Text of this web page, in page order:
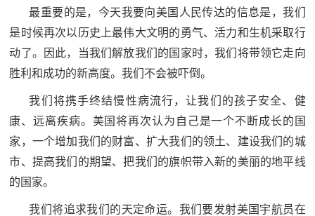
最重要的是，今天我要向美国人民传达的信息是，我们
是时候再次以历史上最伟大文明的勇气、活力和生机采取行
动了。因此，当我们解放我们的国家时，我们将带领它走向
胜利和成功的新高度。我们不会被吓倒。
我们将携手终结慢性病流行，让我们的孩子安全、健
康、远离疾病。美国将再次认为自己是一个不断成长的国
家，一个增加我们的财富、扩大我们的领土、建设我们的城
市、提高我们的期望、把我们的旗帜带入新的美丽的地平线
的国家。
我们将追求我们的天定命运。我们要发射美国宇航员在